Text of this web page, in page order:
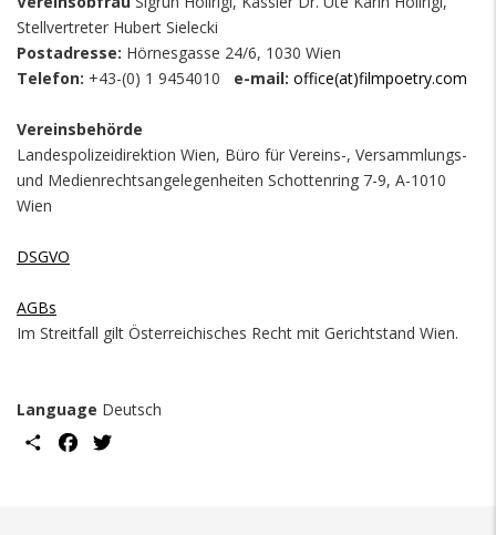
Stellvertreter Hubert Sielecki
Postadresse: Hörnesgasse 24/6, 1030 Wien
Telefon: +43-(0) 1 9454010 e-mail: office(at)filmpoetry.com
Vereinsbehörde
Landespolizeidirektion Wien, Büro für Vereins-, Versammlungs-
und Medienrechtsangelegenheiten Schottenring 7-9, A-1010
Wien
DSGVO
AGBs
Im Streitfall gilt Österreichisches Recht mit Gerichtstand Wien.
Language Deutsch
ShareFacebook